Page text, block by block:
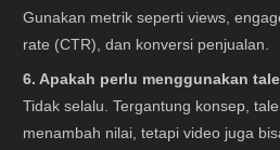
Gunakan metrik seperti views,
rate (CTR), dan konversi penjualan.
6. Apakah perlu menggunakan
Tidak selalu. Tergantung konsep,
menambah nilai, tetapi video juga